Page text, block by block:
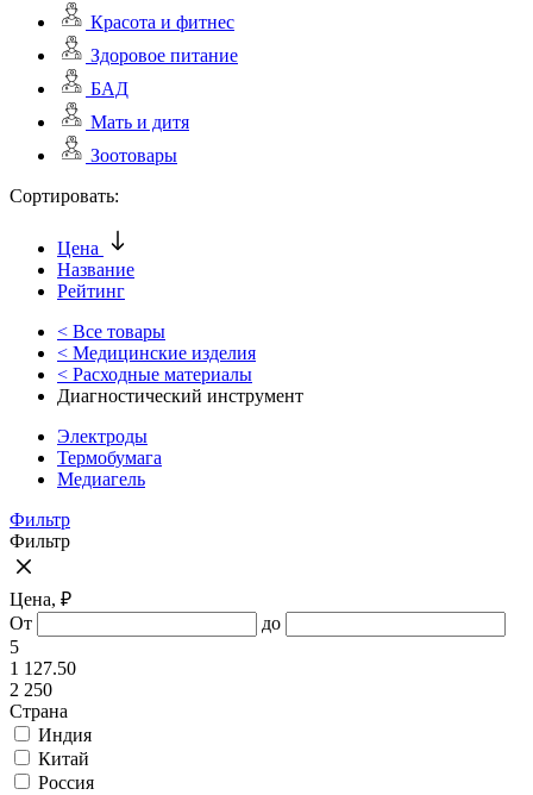
Красота и фитнес
Здоровое питание
БАД
Мать и дитя
Зоотовары
Сортировать:
Цена
Название
Рейтинг
< Все товары
< Медицинские изделия
< Расходные материалы
Диагностический инструмент
Электроды
Термобумага
Медиагель
Фильтр
Фильтр
Цена, ₽
От
до
5
1 127.50
2 250
Страна
Индия
Китай
Россия